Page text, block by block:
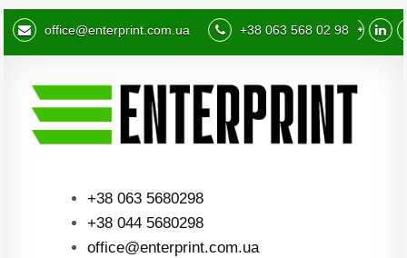
office@enterprint.com.ua +38 063 568 02 98
+38 063 5680298
+38 044 5680298
office@enterprint.com.ua